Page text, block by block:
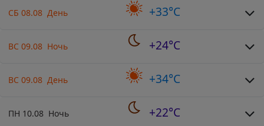
СБ 08.08 День +33°C
ВС 09.08 Ночь +24°C
ВС 09.08 День +34°C
ПН 10.08 Ночь +22°C